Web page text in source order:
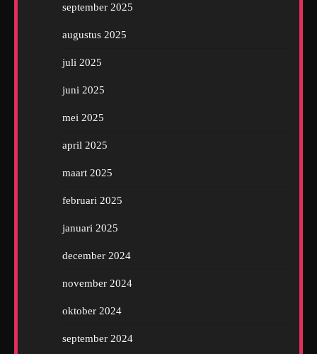
september 2025
augustus 2025
juli 2025
juni 2025
mei 2025
april 2025
maart 2025
februari 2025
januari 2025
december 2024
november 2024
oktober 2024
september 2024